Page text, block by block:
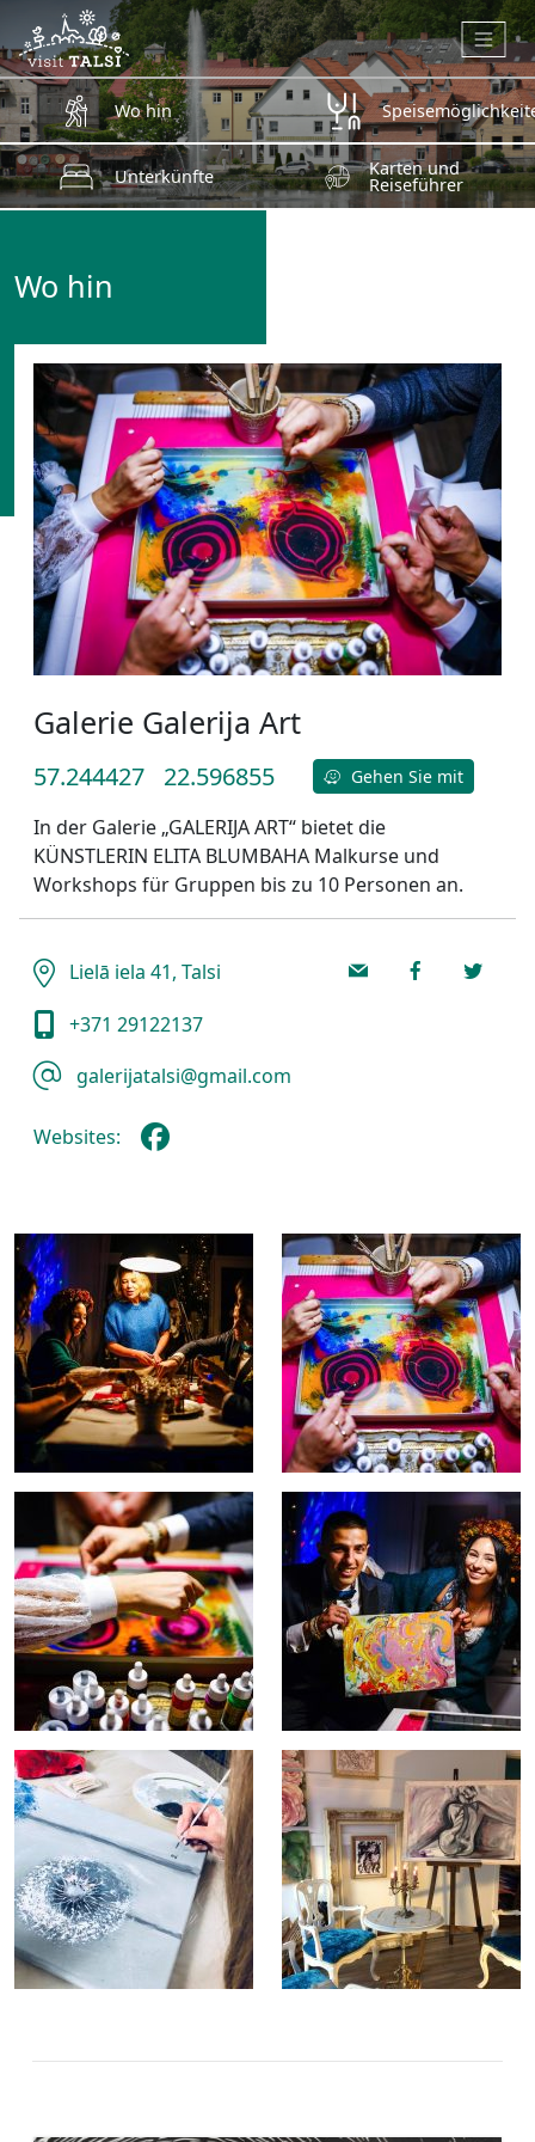
Zum Hauptinhalt springen
Wo hin
Unterkünfte Karten und
Reiseführer
Wo hin
Galerie Galerija Art
57.244427 22.596855 Gehen Sie mit
In der Galerie „GALERIJA ART“ bietet die
KÜNSTLERIN ELITA BLUMBAHA Malkurse und
Workshops für Gruppen bis zu 10 Personen an.
Lielā iela 41, Talsi
+371 29122137
galerijatalsi@gmail.com
Websites: